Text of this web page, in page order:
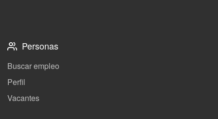
Personas
Buscar empleo
Perfil
Vacantes